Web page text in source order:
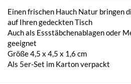
Einen frischen Hauch Natur bringen
auf Ihren gedeckten Tisch
Auch als Essstäbchenablagen oder
geeignet
Größe 4,5 x 4,5 x 1,6 cm
Als 5er-Set im Karton verpackt